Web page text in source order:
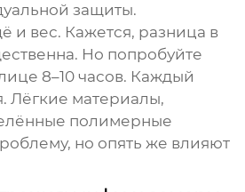
защиты.
и вес. Кажется, разница в
Но попробуйте
8–10 часов. Каждый
Лёгкие материалы,
полимерные
но опять же влияют